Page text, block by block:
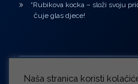
“Rubikova kocka – složi svoju
čuje glas djece!
Naša stranica koristi